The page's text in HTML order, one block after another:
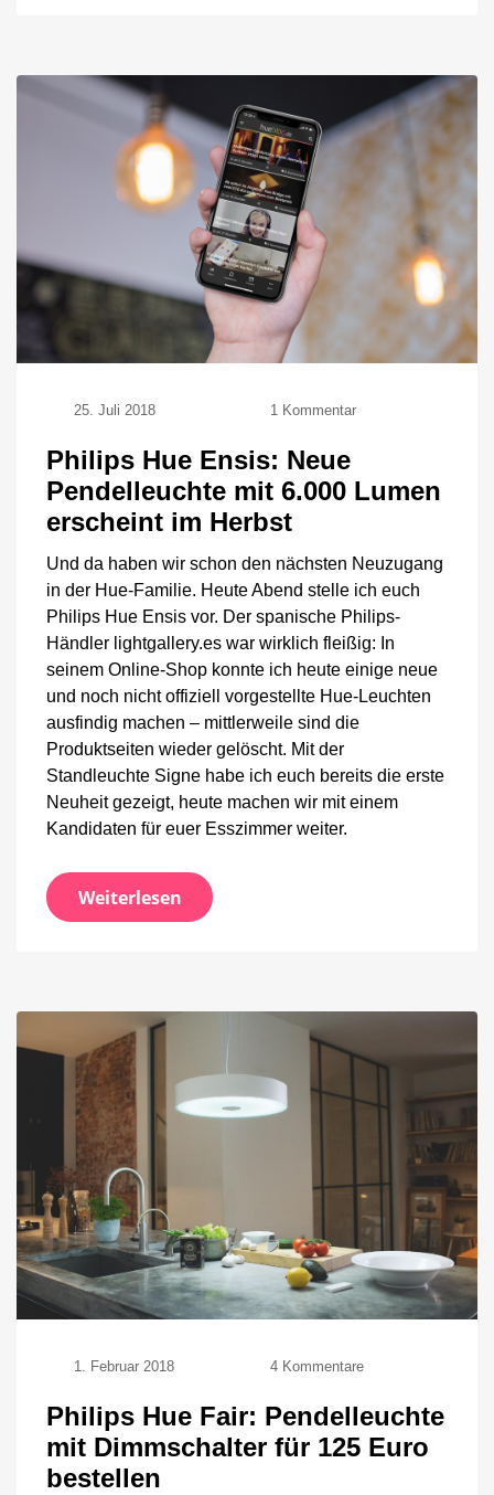
25. Juli 2018 1 Kommentarzu
Neue
6.000
erscheint
im
Herbst
Philips Hue Ensis: Neue
Pendelleuchte mit 6.000 Lumen
erscheint im Herbst
Und da haben wir schon den nächsten Neuzugang
in der Hue-Familie. Heute Abend stelle ich euch
Philips Hue Ensis vor. Der spanische Philips-
Händler lightgallery.es war wirklich fleißig: In
seinem Online-Shop konnte ich heute einige neue
und noch nicht offiziell vorgestellte Hue-Leuchten
ausfindig machen – mittlerweile sind die
Produktseiten wieder gelöscht. Mit der
Standleuchte Signe habe ich euch bereits die erste
Neuheit gezeigt, heute machen wir mit einem
Kandidaten für euer Esszimmer weiter.
Weiterlesen
1. Februar 2018 4 Kommentarezu
Hue
Fair:
Pendelleuchte
Philips Hue Fair: Pendelleuchte
mit Dimmschalter für 125 Euro
bestellen